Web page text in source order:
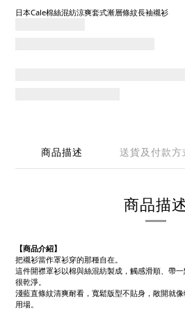
日本Cale棉絲混紡涼爽套式漸層條紋長袖襯衫
商品描述 送貨及付款方
商品描
【商品介紹】
把襯衫當作罩衫穿的那種自在。
這件開襟罩衫以棉與絲混紡製成，觸感滑順、帶
很乾淨。
淺藍直條紋清爽耐看，寬鬆版型不貼身，敞開就
用場。